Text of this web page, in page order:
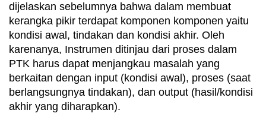
dijelaskan sebelumnya bahwa dalam membuat
kerangka pikir terdapat komponen komponen yaitu
kondisi awal, tindakan dan kondisi akhir. Oleh
karenanya, Instrumen ditinjau dari proses dalam
PTK harus dapat menjangkau masalah yang
berkaitan dengan input (kondisi awal), proses (saat
berlangsungnya tindakan), dan output (hasil/kondisi
akhir yang diharapkan).